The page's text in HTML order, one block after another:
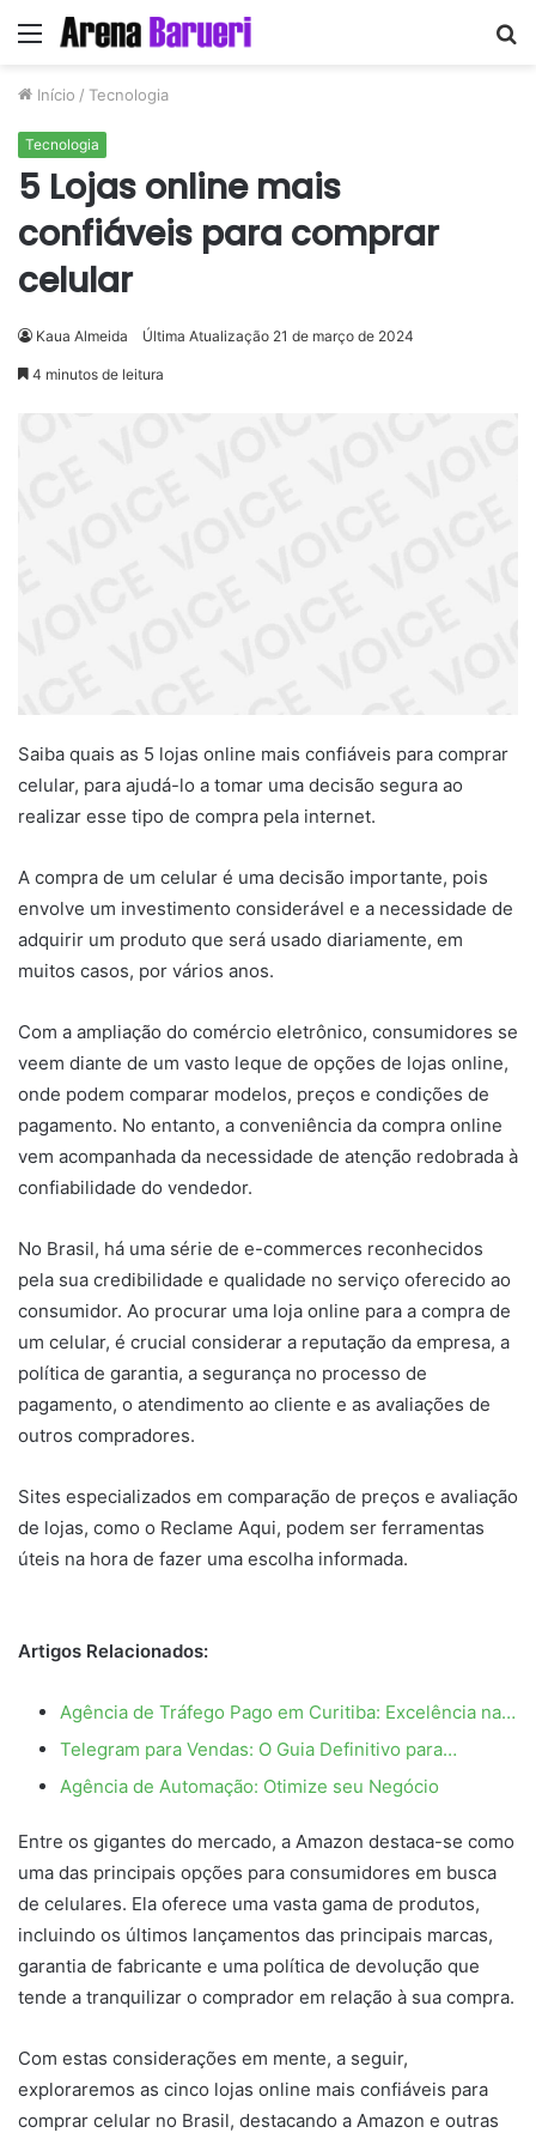
Menu
Início / Tecnologia
Tecnologia
5 Lojas online mais
confiáveis para comprar
celular
Kaua Almeida Última Atualização 21 de março de 2024
4 minutos de leitura
Saiba quais as 5 lojas online mais confiáveis para comprar
celular, para ajudá-lo a tomar uma decisão segura ao
realizar esse tipo de compra pela internet.
A compra de um celular é uma decisão importante, pois
envolve um investimento considerável e a necessidade de
adquirir um produto que será usado diariamente, em
muitos casos, por vários anos.
Com a ampliação do comércio eletrônico, consumidores se
veem diante de um vasto leque de opções de lojas online,
onde podem comparar modelos, preços e condições de
pagamento. No entanto, a conveniência da compra online
vem acompanhada da necessidade de atenção redobrada à
confiabilidade do vendedor.
No Brasil, há uma série de e-commerces reconhecidos
pela sua credibilidade e qualidade no serviço oferecido ao
consumidor. Ao procurar uma loja online para a compra de
um celular, é crucial considerar a reputação da empresa, a
política de garantia, a segurança no processo de
pagamento, o atendimento ao cliente e as avaliações de
outros compradores.
Sites especializados em comparação de preços e avaliação
de lojas, como o Reclame Aqui, podem ser ferramentas
úteis na hora de fazer uma escolha informada.
Artigos Relacionados:
Agência de Tráfego Pago em Curitiba: Excelência na…
Telegram para Vendas: O Guia Definitivo para…
Agência de Automação: Otimize seu Negócio
Entre os gigantes do mercado, a Amazon destaca-se como
uma das principais opções para consumidores em busca
de celulares. Ela oferece uma vasta gama de produtos,
incluindo os últimos lançamentos das principais marcas,
garantia de fabricante e uma política de devolução que
tende a tranquilizar o comprador em relação à sua compra.
Com estas considerações em mente, a seguir,
exploraremos as cinco lojas online mais confiáveis para
comprar celular no Brasil, destacando a Amazon e outras